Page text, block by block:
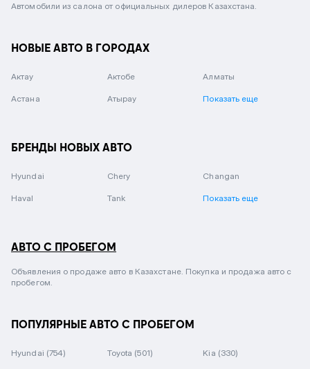
Автомобили из салона от официальных дилеров Казахстана.
НОВЫЕ АВТО В ГОРОДАХ
Актау Актобе Алматы
Астана Атырау Показать еще
БРЕНДЫ НОВЫХ АВТО
Hyundai Chery Changan
Haval Tank Показать еще
АВТО С ПРОБЕГОМ
Объявления о продаже авто в Казахстане. Покупка и продажа авто с
пробегом.
ПОПУЛЯРНЫЕ АВТО С ПРОБЕГОМ
Hyundai (754) Toyota (501) Kia (330)